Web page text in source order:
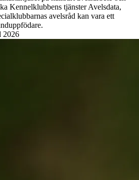
Kennelklubbens tjänster Avelsdata,
avelsråd kan vara ett
2026